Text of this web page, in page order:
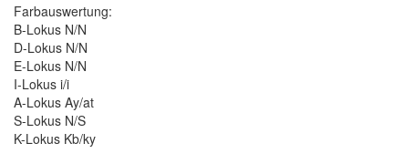
Farbauswertung:
B-Lokus N/N
D-Lokus N/N
E-Lokus N/N
I-Lokus i/i
A-Lokus Ay/at
S-Lokus N/S
K-Lokus Kb/ky